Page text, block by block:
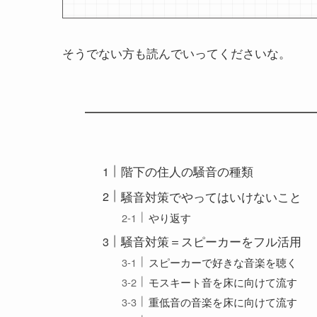
そうでない方も読んでいってくださいな。
階下の住人の騒音の種類
騒音対策でやってはいけないこと
やり返す
騒音対策＝スピーカーをフル活用
スピーカーで好きな音楽を聴く
モスキート音を床に向けて流す
重低音の音楽を床に向けて流す